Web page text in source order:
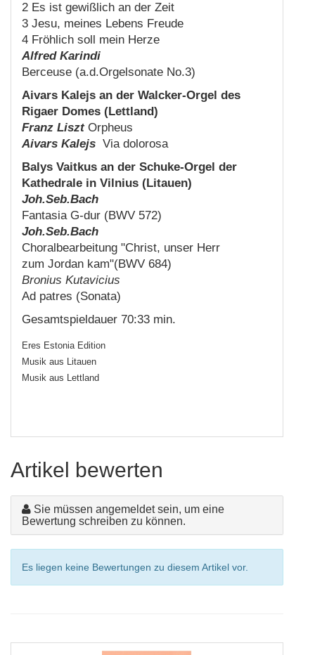
2 Es ist gewißlich an der Zeit
3 Jesu, meines Lebens Freude
4 Fröhlich soll mein Herze
Alfred Karindi
Berceuse (a.d.Orgelsonate No.3)
Aivars Kalejs an der Walcker-Orgel des
Rigaer Domes (Lettland)
Franz LisztOrpheus
Aivars Kalejs Via dolorosa
Balys Vaitkus an der Schuke-Orgel der
Kathedrale in Vilnius (Litauen)
Joh.Seb.Bach
Fantasia G-dur (BWV 572)
Joh.Seb.Bach
Choralbearbeitung "Christ, unser Herr
zum Jordan kam"(BWV 684)
Bronius Kutavicius
Ad patres (Sonata)
Gesamtspieldauer 70:33 min.
Eres Estonia Edition
Musik aus Litauen
Musik aus Lettland
Artikel bewerten
Sie müssen angemeldet sein, um eine
Bewertung schreiben zu können.
Es liegen keine Bewertungen zu diesem Artikel vor.